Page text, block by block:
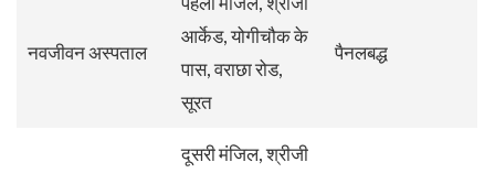
नवजीवन अस्पताल
आर्केड, योगीचौक के
पास, वराछा रोड,
सूरत
पैनलबद्ध
दूसरी मंजिल, श्रीजी